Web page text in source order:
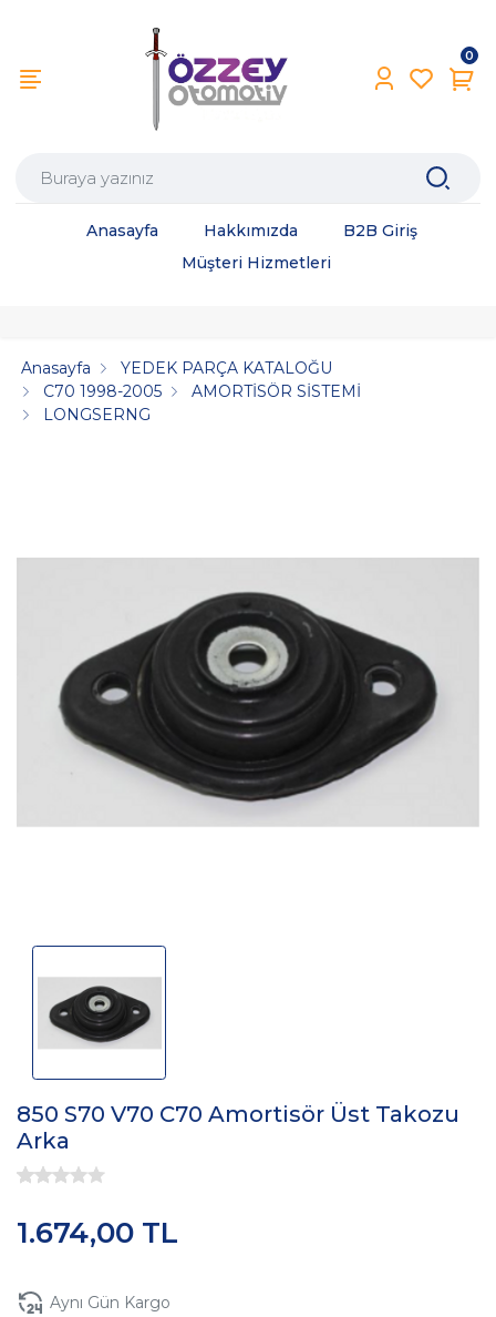
0
Anasayfa Hakkımızda
B2B Giriş
Müşteri Hizmetleri
Anasayfa
YEDEK PARÇA KATALOĞU
C70 1998-2005
AMORTİSÖR SİSTEMİ
LONGSERNG
850 S70 V70 C70 Amortisör Üst Takozu
Arka
1.674,00 TL
Aynı Gün Kargo